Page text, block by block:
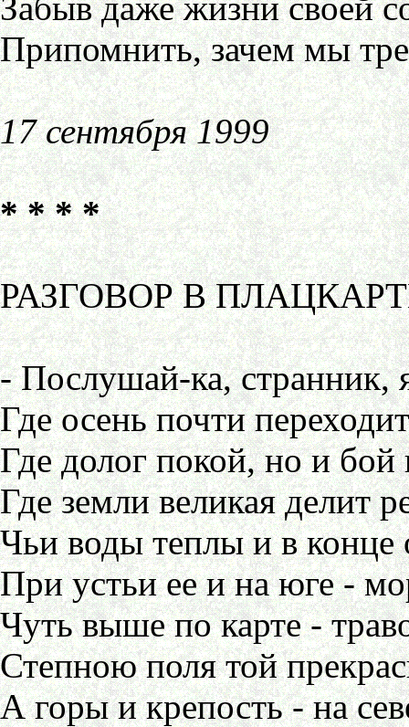
Припомнить, зачем мы
17 сентября 1999
* * * *
РАЗГОВОР В
- Послушай-ка, странник,
Где осень почти
Где долог покой, но и бой
Где земли великая делит
Чьи воды теплы и в конце
При устьи ее и на юге -
Чуть выше по карте -
Степною поля той
А горы и крепость - на